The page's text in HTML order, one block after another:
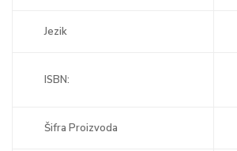
Jezik
ISBN:
Šifra Proizvoda